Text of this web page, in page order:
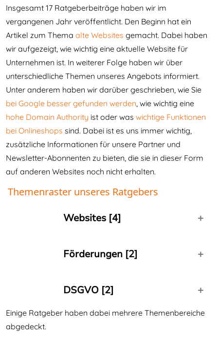
Insgesamt 17 Ratgeberbeiträge haben wir im
vergangenen Jahr veröffentlicht. Den Beginn hat ein
Artikel zum Thema alte Websites gemacht. Dabei haben
wir aufgezeigt, wie wichtig eine aktuelle Website für
Unternehmen ist. In weiterer Folge haben wir über
unterschiedliche Themen unseres Angebots informiert.
Unter anderem haben wir darüber geschrieben, wie Sie
bei Google besser gefunden werden, wie wichtig eine
hohe Domain Authority ist oder was wichtige Funktionen
bei Onlineshops sind. Dabei ist es uns immer wichtig,
zusätzliche Informationen für unsere Partner und
Newsletter-Abonnenten zu bieten, die sie in dieser Form
auf anderen Websites noch nicht erhalten.
Themenraster unseres Ratgebers
Websites [4]
Warum Ihre Website nicht älter als 3 Jahre sein
Zielgruppenanalyse für Websites: Definieren Sie
Website – mit klarer Struktur zum erfolgreicheren
Webauftritt
Förderungen [2]
aws Förderung als Unterstützung für
Commerce: Ein Überblick über die Digitalisierungs-
Förderung für KMU
DSGVO [2]
aws Förderung als Unterstützung für
Einige Ratgeber haben dabei mehrere Themenbereiche
abgedeckt.